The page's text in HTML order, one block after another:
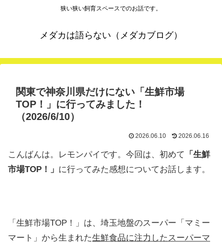
狭い狭い飼育スペースでのお話です。
メダカは語らない（メダカブログ）
関東で神奈川県だけにない「生鮮市場
TOP！」に行ってみました！
（2026/6/10）
2026.06.10 2026.06.16
こんばんは。レモンパイです。今回は、初めて
「生鮮
市場TOP！」 に行ってみた感想についてお話します。
「生鮮市場TOP！」は、埼玉地盤のスーパー「マミー
マート」から生まれた生鮮食品に注力したスーパーマ